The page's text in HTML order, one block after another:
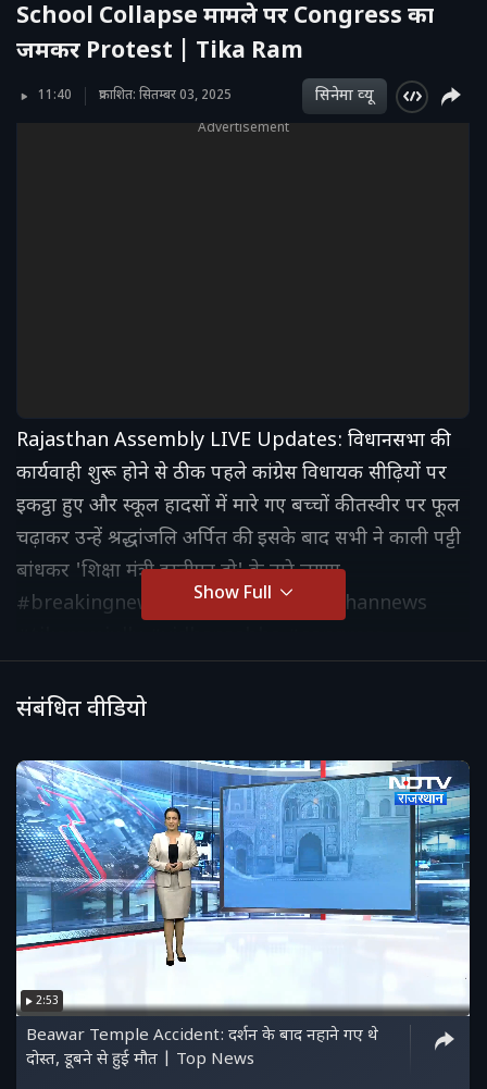
School Collapse मामले पर Congress का
जमकर Protest | Tika Ram
11:40 प्रकाशित: सितम्बर 03, 2025 सिनेमा व्‍यू
Advertisement
Rajasthan Assembly LIVE Updates: विधानसभा की
कार्यवाही शुरू होने से ठीक पहले कांग्रेस विधायक सीढ़ियों पर
इकट्ठा हुए और स्कूल हादसों में मारे गए बच्चों की तस्वीर पर फूल
चढ़ाकर उन्हें श्रद्धांजलि अर्पित की. इसके बाद सभी ने काली पट्टी
बांधकर 'शिक्षा मंत्री इस्तीफा दो' के नारे लगाए.
#breakingnews #rajasthan #rajasthannews
#jhalawar #ndtvrajasthan #latestnews
#sachinpilot #schoolcollapse
Show Full
संबंधित वीडियो
2:53
Beawar Temple Accident: दर्शन के बाद नहाने गए थे
दोस्त, डूबने से हुई मौत | Top News